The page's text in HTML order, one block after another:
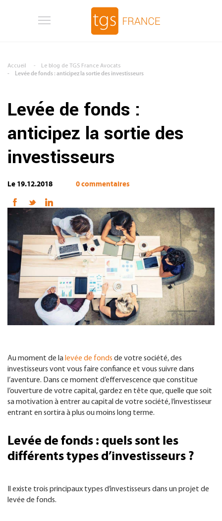
FR
Accueil
Le blog de TGS France Avocats
Levée de fonds : anticipez la sortie des investisseurs
Levée de fonds :
anticipez la sortie des
investisseurs
Le 19.12.2018 0 commentaires
Au moment de la levée de fonds de votre société, des
investisseurs vont vous faire confiance et vous suivre dans
l’aventure. Dans ce moment d’effervescence que constitue
l’ouverture de votre capital, gardez en tête que, quelle que soit
sa motivation à entrer au capital de votre société, l’investisseur
entrant en sortira à plus ou moins long terme.
Levée de fonds : quels sont les
différents types d’investisseurs ?
Il existe trois principaux types d’investisseurs dans un projet de
levée de fonds.